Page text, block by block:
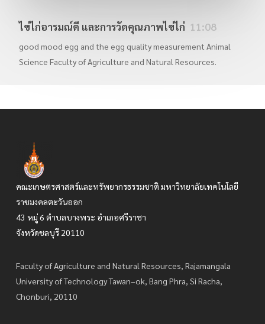
ไข่ไก่อารมณ์ดี และการวัดคุณภาพไข่ไก่ 11:08
good mood egg and the egg quality measurement Animal
Science Faculty of Agriculture and Natural Resources.
คณะเกษตรศาสตร์และทรัพยากรธรรมชาติ มหาวิทยาลัยเทคโนโลยี
ราชมงคลตะวันออก
43 หมู่ 6 ตำบลบางพระ อำเภอศรีราชา
จังหวัดชลบุรี 20110
Faculty of Agriculture and Natural Resources, Rajamangala
University of Technology Tawan–ok, Bang Phra, Si Racha,
Chonburi, 20110